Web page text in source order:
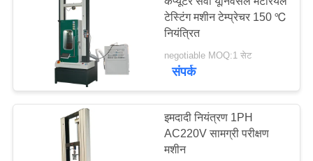
अनुरोध
टेस्टिंग मशीन टेम्प्रेचर 150 ℃
नियंत्रित
negotiable MOQ:1 सेट
संपर्क
इमदादी नियंत्रण 1PH
AC220V सामग्री परीक्षण
मशीन